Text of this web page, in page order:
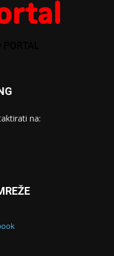
na: